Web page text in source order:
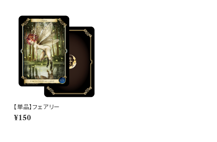
【単品】フェアリー
¥150